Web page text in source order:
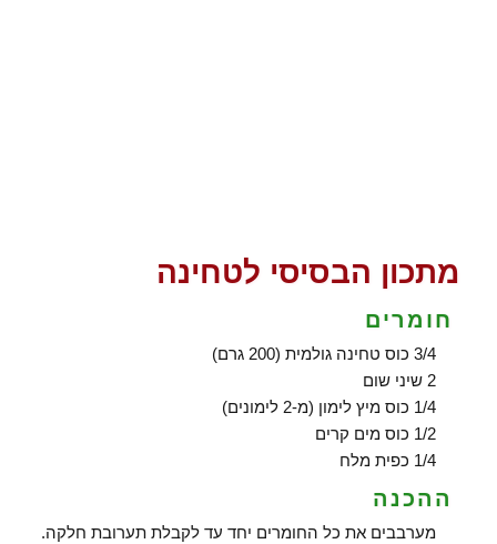
מתכון הבסיסי לטחינה
חומרים
3/4 כוס טחינה גולמית (200 גרם)
2 שיני שום
1/4 כוס מיץ לימון (מ-2 לימונים)
1/2 כוס מים קרים
1/4 כפית מלח
ההכנה
מערבבים את כל החומרים יחד עד לקבלת תערובת חלקה.